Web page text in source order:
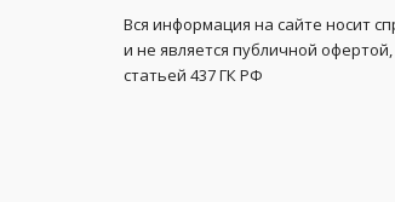
Вся информация на сайте носит
и не является публичной
статьей 437 ГК РФ